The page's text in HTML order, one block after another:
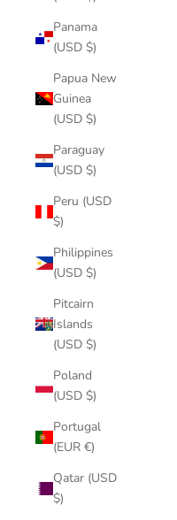
Panama
(USD $)
Papua New
Guinea
(USD $)
Paraguay
(USD $)
Peru (USD
$)
Philippines
(USD $)
Pitcairn
Islands
(USD $)
Poland
(USD $)
Portugal
(EUR €)
Qatar (USD
$)